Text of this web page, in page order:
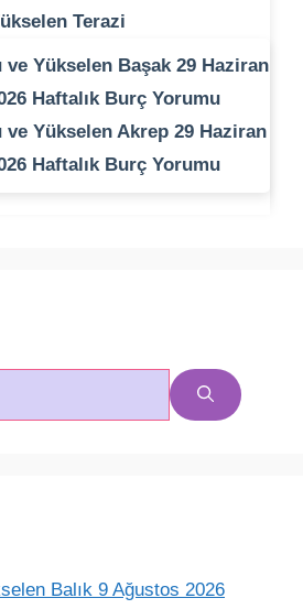
Terazi
ve Yükselen Başak 29 Haziran
Haftalık Burç Yorumu
Yükselen Akrep 29 Haziran
Haftalık Burç Yorumu
Balık 9 Ağustos 2026